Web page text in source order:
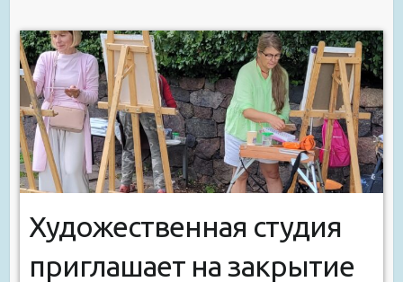
Художественная студия
приглашает на закрытие